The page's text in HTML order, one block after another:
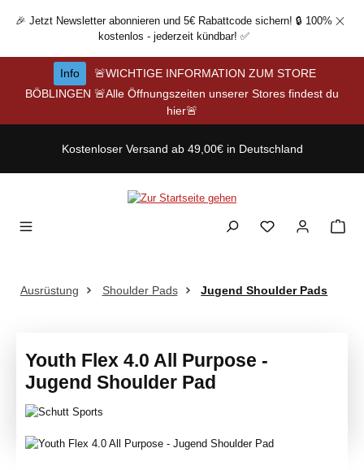
Zum Hauptinhalt springen
🎉 Jetzt Newsletter abonnieren und 5€ Rabattcode sichern! 🔒 100%
kostenlos - jederzeit kündbar! ✅
Info
🚨WICHTIGE INFORMATION ZUM STORE
BÖBLINGEN 🚨Alle Öffnungszeiten unserer Stores findest du
hier🚨
Kostenloser Versand ab 49,00€ in Deutschland
Ausrüstung Shoulder Pads Jugend Shoulder Pads
Youth Flex 4.0 All Purpose -
Jugend Shoulder Pad
Bildergalerie überspringen